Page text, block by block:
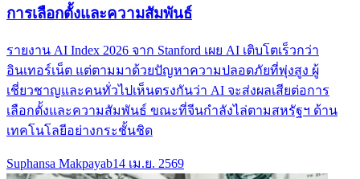
การเลือกตั้งและความสัมพันธ์
รายงาน AI Index 2026 จาก Stanford เผย AI เติบโตเร็วกว่า
อินเทอร์เน็ต แต่ตามมาด้วยปัญหาความปลอดภัยที่พุ่งสูง ผู้
เชี่ยวชาญและคนทั่วไปเห็นตรงกันว่า AI จะส่งผลเสียต่อการ
เลือกตั้งและความสัมพันธ์ ขณะที่จีนกำลังไล่ตามสหรัฐฯ ด้าน
เทคโนโลยีอย่างกระชั้นชิด
Suphansa Makpayab14 เม.ย. 2569